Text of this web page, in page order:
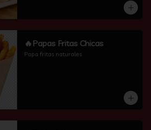
🔥Papas Fritas Chicas
Papa fritas naturales